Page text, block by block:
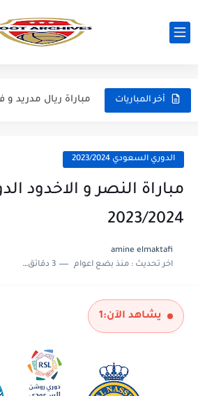
أخر المباريات
مباراة ريال مدريد و
مباراة برشلونة و
الدوري السعودي 2023/2024
مباراة النصر و الاخدود
2023/2024
amine elmaktafi
اخر تحديث :منذ بضع اعوام 3 دقائق للقراءة
يشاهد الآن:1